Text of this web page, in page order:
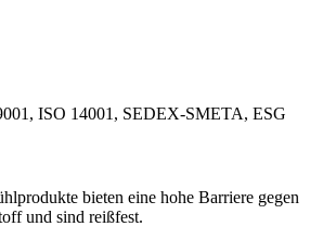
ISO 14001, SEDEX-SMETA, ESG
bieten eine hohe Barriere gegen
und sind reißfest.